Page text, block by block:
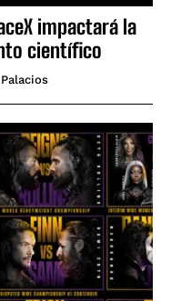
impactará la
científico